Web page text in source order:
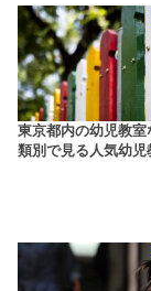
東京都内の幼児教室
類別で見る人気幼児